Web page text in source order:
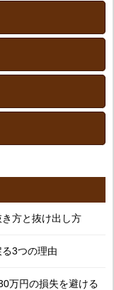
方と抜け出し方
3つの理由
万円の損失を避ける